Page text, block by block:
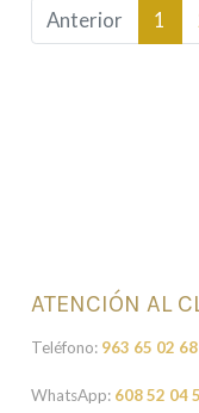
Anterior 1
ATENCIÓN AL
Teléfono: 963 65 02 68
WhatsApp: 608 52 04